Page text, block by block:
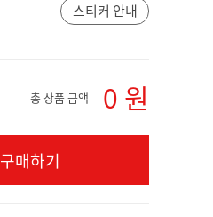
스티커 안내
총 상품 금액 0 원
구매하기